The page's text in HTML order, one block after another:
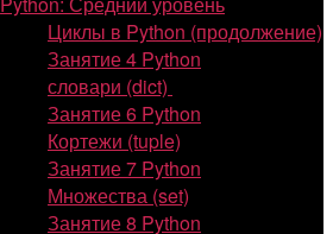
Циклы в Python (продолжение)
Занятие 4 Python
словари (dict)
Занятие 6 Python
Кортежи (tuple)
Занятие 7 Python
Множества (set)
Занятие 8 Python